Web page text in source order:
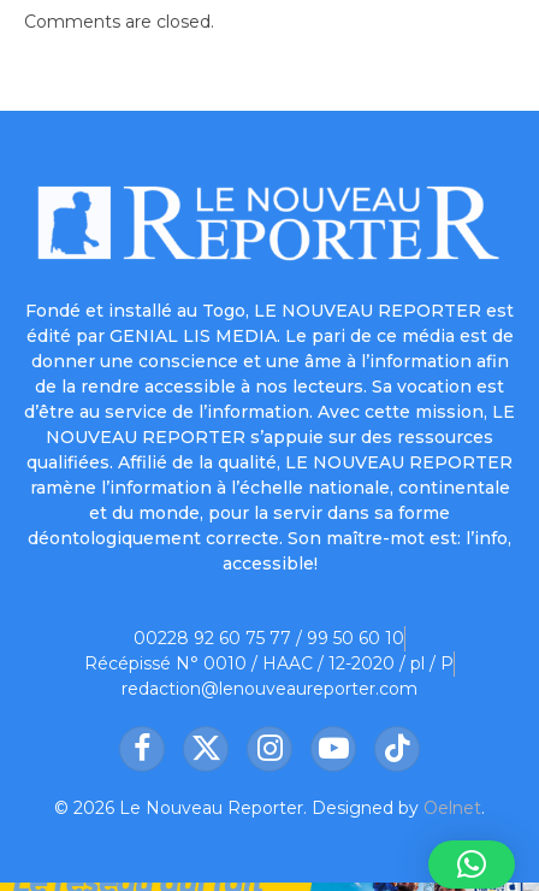
Comments are closed.
Fondé et installé au Togo, LE NOUVEAU REPORTER est
édité par GENIAL LIS MEDIA. Le pari de ce média est de
donner une conscience et une âme à l’information afin
de la rendre accessible à nos lecteurs. Sa vocation est
d’être au service de l’information. Avec cette mission, LE
NOUVEAU REPORTER s’appuie sur des ressources
qualifiées. Affilié de la qualité, LE NOUVEAU REPORTER
ramène l’information à l’échelle nationale, continentale
et du monde, pour la servir dans sa forme
déontologiquement correcte. Son maître-mot est: l’info,
accessible!
00228 92 60 75 77 / 99 50 60 10
Récépissé N° 0010 / HAAC / 12-2020 / pl / P
redaction@lenouveaureporter.com
Facebook
X
InstagramYouTubeTikTok
© 2026 Le Nouveau Reporter. Designed by Oelnet.